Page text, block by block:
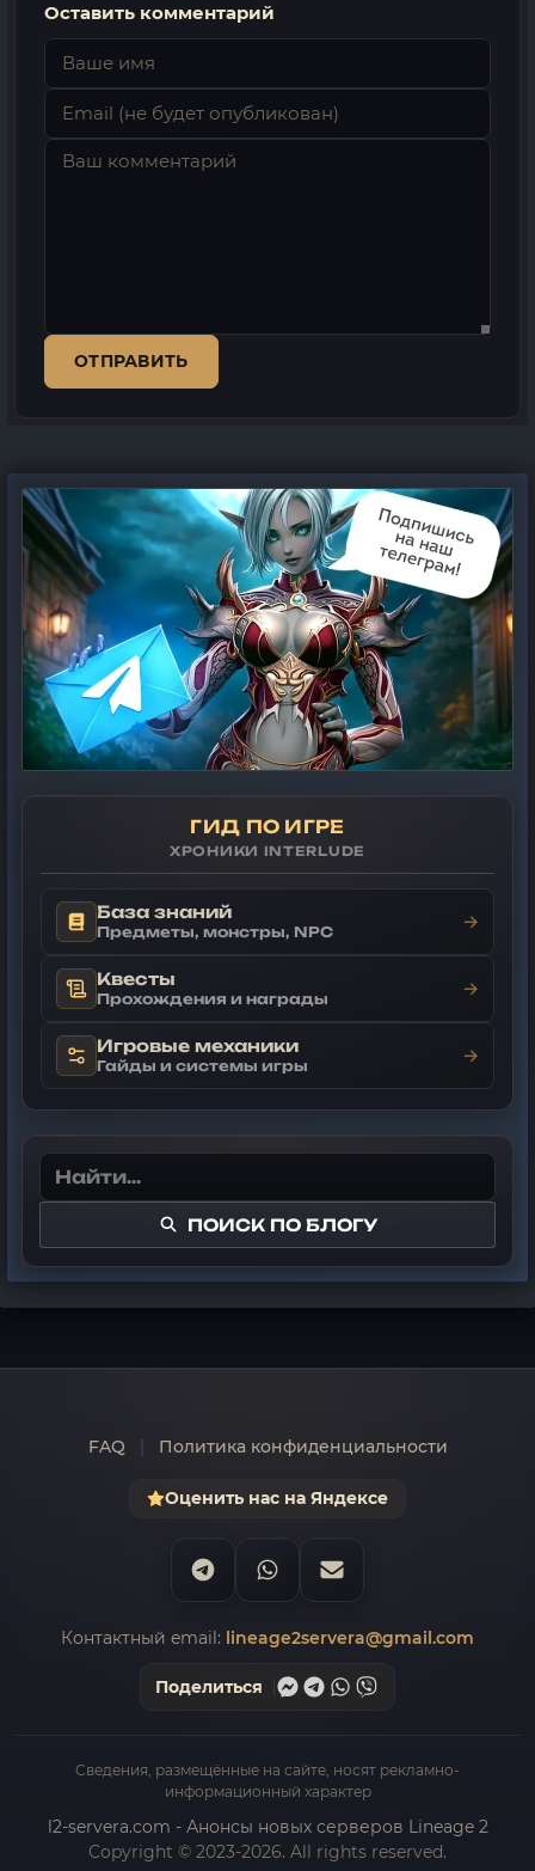
Оставить комментарий
ОТПРАВИТЬ
ГИД ПО ИГРЕ
ХРОНИКИ INTERLUDE
База знаний
Предметы, монстры, NPC →
Квесты
Прохождения и награды →
Игровые механики
Гайды и системы игры →
ПОИСК ПО БЛОГУ
FAQ Политика конфиденциальности
Оценить нас на Яндексе
Контактный email: lineage2servera@gmail.com
Поделиться
Сведения, размещённые на сайте, носят рекламно-
информационный характер
l2-servera.com - Анонсы новых серверов Lineage 2
Copyright © 2023-2026. All rights reserved.